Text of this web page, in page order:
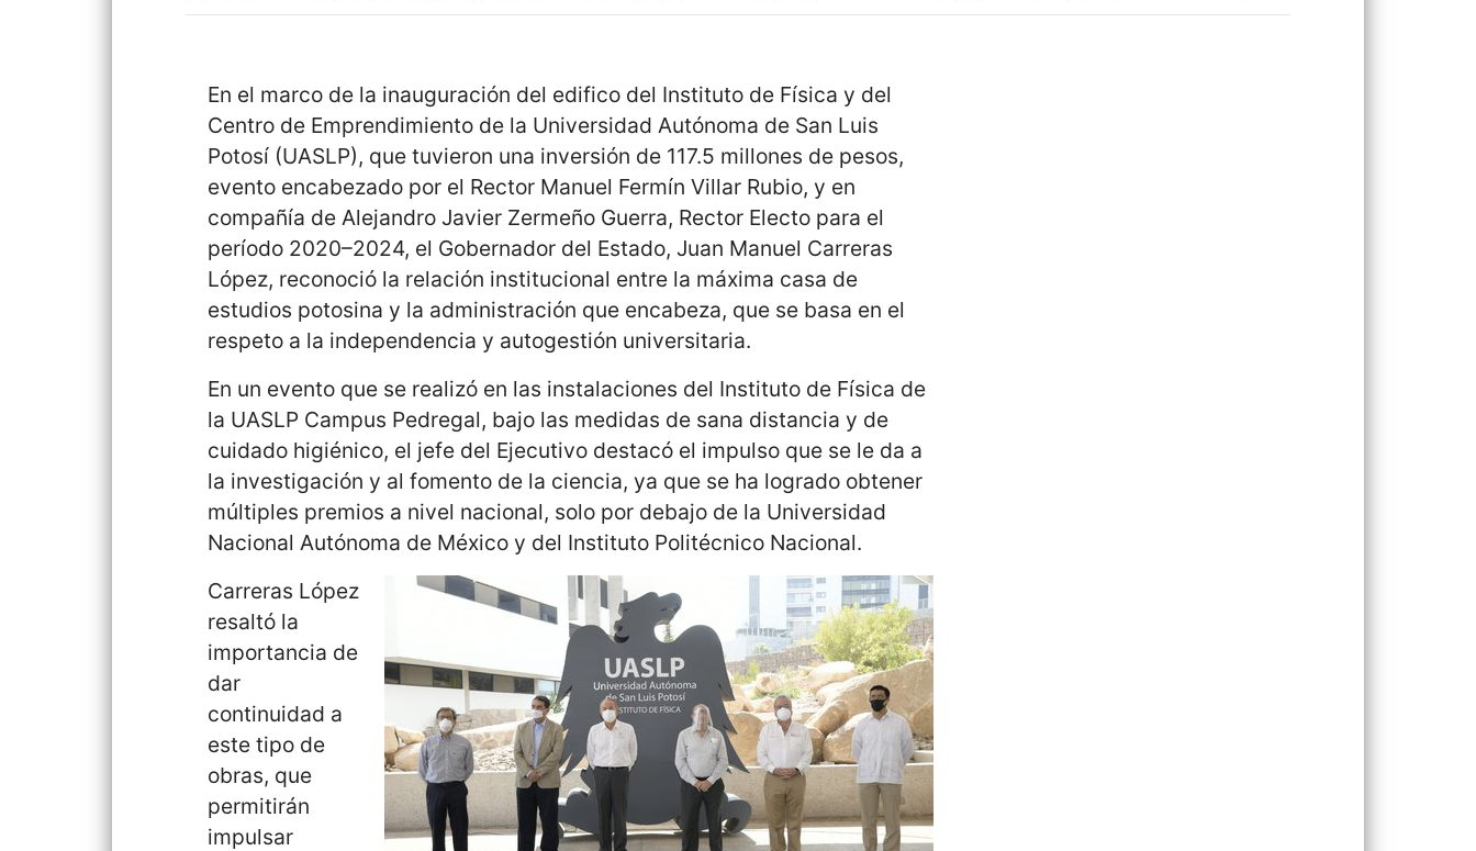
En el marco de la inauguración del edifico del Instituto de Física y del
Centro de Emprendimiento de la Universidad Autónoma de San Luis
Potosí (UASLP), que tuvieron una inversión de 117.5 millones de pesos,
evento encabezado por el Rector Manuel Fermín Villar Rubio, y en
compañía de Alejandro Javier Zermeño Guerra, Rector Electo para el
período 2020–2024, el Gobernador del Estado, Juan Manuel Carreras
López, reconoció la relación institucional entre la máxima casa de
estudios potosina y la administración que encabeza, que se basa en el
respeto a la independencia y autogestión universitaria.
En un evento que se realizó en las instalaciones del Instituto de Física de
la UASLP Campus Pedregal, bajo las medidas de sana distancia y de
cuidado higiénico, el jefe del Ejecutivo destacó el impulso que se le da a
la investigación y al fomento de la ciencia, ya que se ha logrado obtener
múltiples premios a nivel nacional, solo por debajo de la Universidad
Nacional Autónoma de México y del Instituto Politécnico Nacional.
Carreras López
resaltó la
importancia de
dar
continuidad a
este tipo de
obras, que
permitirán
impulsar